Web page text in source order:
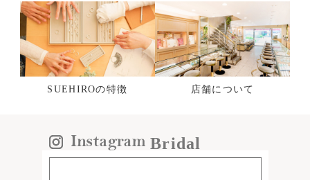
SUEHIROの特徴 店舗について
Bridal